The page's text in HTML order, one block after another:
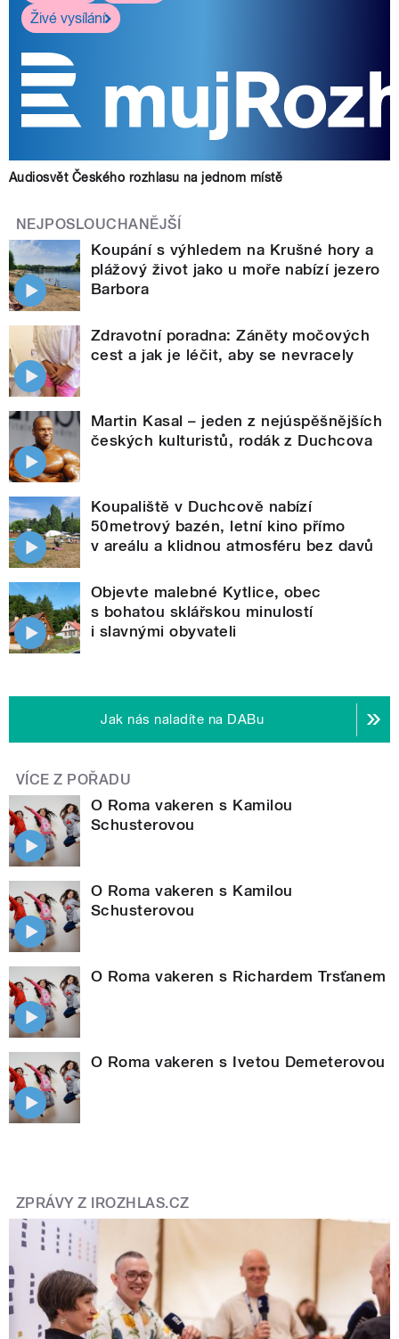
Živé vysílání
Audiosvět Českého rozhlasu na jednom místě
NEJPOSLOUCHANĚJŠÍ
Koupání s výhledem na Krušné hory a
plážový život jako u moře nabízí jezero
Barbora
Zdravotní poradna: Záněty močových
cest a jak je léčit, aby se nevracely
Martin Kasal – jeden z nejúspěšnějších
českých kulturistů, rodák z Duchcova
Koupaliště v Duchcově nabízí
50metrový bazén, letní kino přímo
v areálu a klidnou atmosféru bez davů
Objevte malebné Kytlice, obec
s bohatou sklářskou minulostí
i slavnými obyvateli
Jak nás naladíte na DABu
VÍCE Z POŘADU
O Roma vakeren s Kamilou
Schusterovou
O Roma vakeren s Kamilou
Schusterovou
O Roma vakeren s Richardem Trsťanem
O Roma vakeren s Ivetou Demeterovou
ZPRÁVY Z IROZHLAS.CZ